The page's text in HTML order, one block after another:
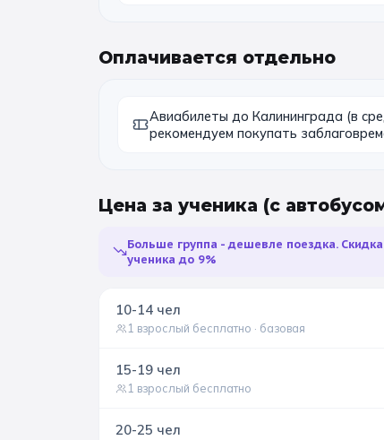
Оплачивается отдельно
Авиабилеты до Калининграда (в
рекомендуем покупать
Цена за ученика (с
Больше группа - дешевле поездка.
ученика до 9%
10-14 чел
1 взрослый бесплатно · базовая
15-19 чел
1 взрослый бесплатно
20-25 чел